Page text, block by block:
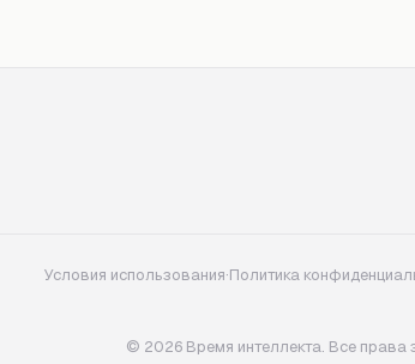
Условия использования·Политика
© 2026 Время интеллекта. Все права